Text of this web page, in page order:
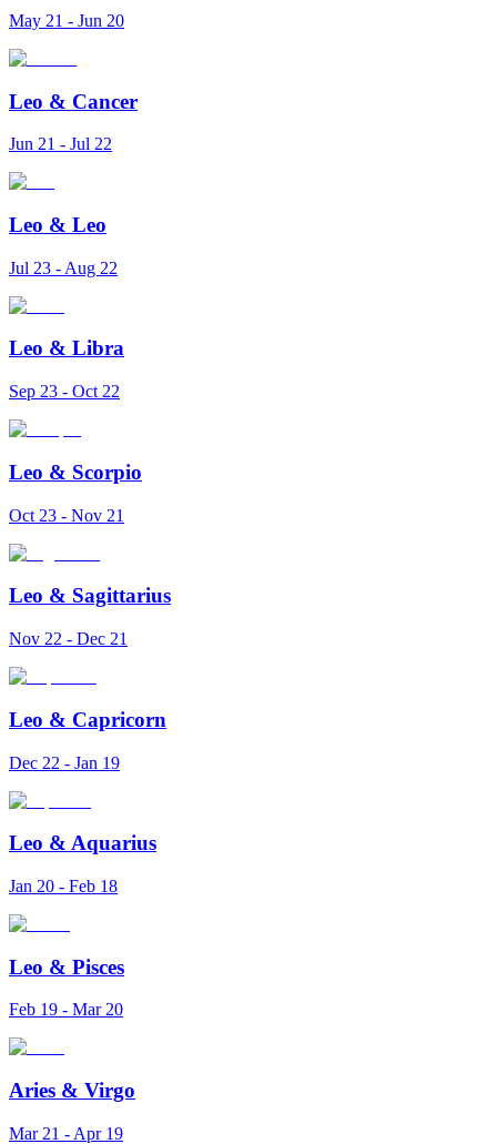
May 21 - Jun 20
Leo & Cancer
Jun 21 - Jul 22
Leo & Leo
Jul 23 - Aug 22
Leo & Libra
Sep 23 - Oct 22
Leo & Scorpio
Oct 23 - Nov 21
Leo & Sagittarius
Nov 22 - Dec 21
Leo & Capricorn
Dec 22 - Jan 19
Leo & Aquarius
Jan 20 - Feb 18
Leo & Pisces
Feb 19 - Mar 20
Aries & Virgo
Mar 21 - Apr 19